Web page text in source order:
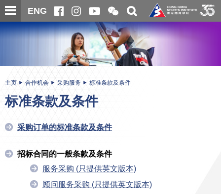
跳
至
主
内
ENG
开
合
微
信
二
维
码
关
搜
寻
主
内
主页 合作机会 采购服务 标准条款及条件
标准条款及条件
采购订单的标准条款及条件
招标合同的一般条款及条件
服务采购 (只提供英文版本)
顾问服务采购 (只提供英文版本)